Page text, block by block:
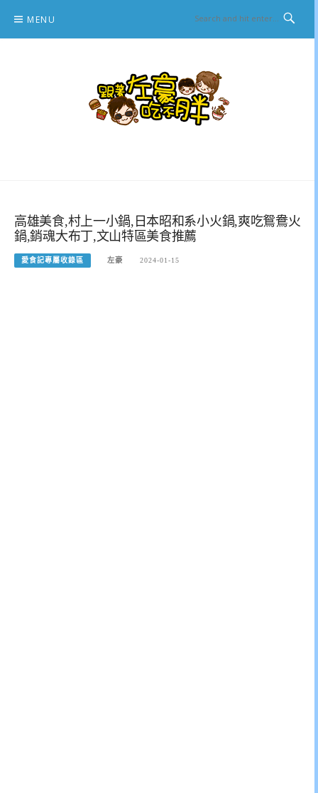
content
MENU
高雄美食,村上一小鍋,日本昭和系小火鍋,爽吃鴛鴦火
鍋,銷魂大布丁,文山特區美食推薦
愛食記專屬收錄區 左豪 2024-01-15